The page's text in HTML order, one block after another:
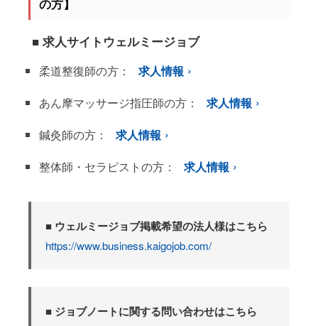
の方】
■ 求人サイトウェルミージョブ
柔道整復師の方：
求人情報
あん摩マッサージ指圧師の方：
求人情報
鍼灸師の方：
求人情報
整体師・セラピストの方：
求人情報
■ ウェルミージョブ掲載希望の法人様はこちら
https://www.business.kaigojob.com/
■ ジョブノートに関する問い合わせはこちら